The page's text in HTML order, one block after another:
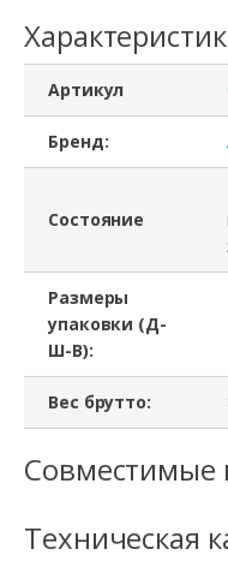
Артикул
Бренд:
Состояние
Размеры
упаковки (Д-
Ш-В):
Вес брутто:
Совместимые
Техническая